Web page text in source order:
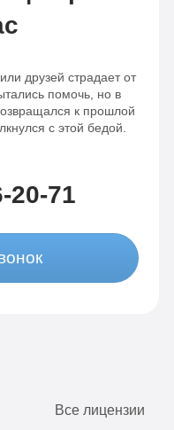
друзей страдает от
помочь, но в
к прошлой
с этой бедой.
20-71
Все лицензии